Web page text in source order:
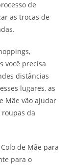
de
as trocas de
você precisa
distâncias
lugares, as
Mãe vão ajudar
da
de Mãe para
para o